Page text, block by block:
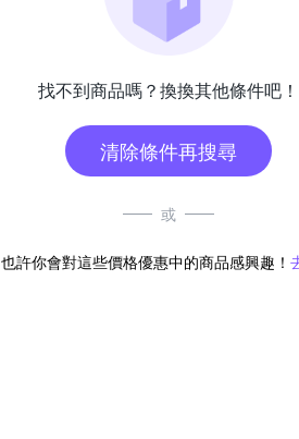
找不到商品嗎？換換其他條件吧！
清除條件再搜尋
或
也許你會對這些價格優惠中的商品感興趣！